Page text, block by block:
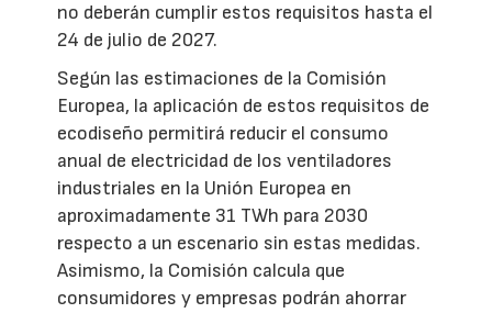
no deberán cumplir estos requisitos hasta el
24 de julio de 2027.
Según las estimaciones de la Comisión
Europea, la aplicación de estos requisitos de
ecodiseño permitirá reducir el consumo
anual de electricidad de los ventiladores
industriales en la Unión Europea en
aproximadamente 31 TWh para 2030
respecto a un escenario sin estas medidas.
Asimismo, la Comisión calcula que
consumidores y empresas podrán ahorrar